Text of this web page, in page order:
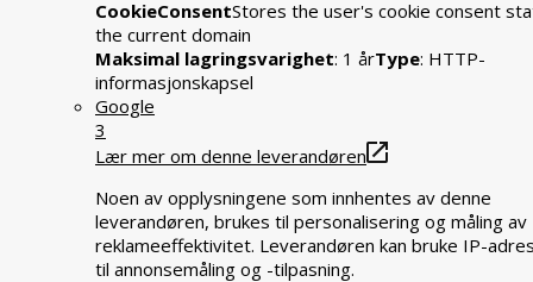
CookieConsentStores the user's cookie consent
the current domain
Maksimal lagringsvarighet: 1 årType: HTTP-
informasjonskapsel
Google
3
Lær mer om denne leverandøren
Noen av opplysningene som innhentes av denne
leverandøren, brukes til personalisering og måling av
reklameeffektivitet. Leverandøren kan bruke IP-
til annonsemåling og -tilpasning.